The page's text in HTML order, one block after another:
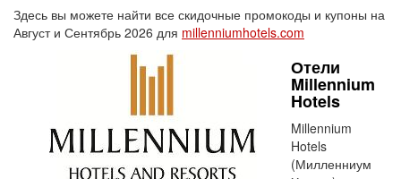
Здесь вы можете найти все скидочные промокоды и купоны на
Август и Сентябрь 2026 для millenniumhotels.com
Отели
Millennium
Hotels
Millennium
Hotels
(Милленниум